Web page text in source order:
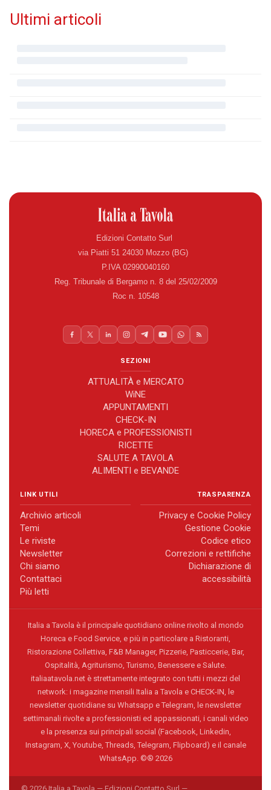
Ultimi articoli
Edizioni Contatto Surl
via Piatti 51 24030 Mozzo (BG)
P.IVA 02990040160
Reg. Tribunale di Bergamo n. 8 del 25/02/2009
Roc n. 10548
SEZIONI
ATTUALITÀ e MERCATO
WiNE
APPUNTAMENTI
CHECK-IN
HORECA e PROFESSIONISTI
RICETTE
SALUTE A TAVOLA
ALIMENTI e BEVANDE
LINK UTILI
Archivio articoli
Temi
Le riviste
Newsletter
Chi siamo
Contattaci
Più letti
TRASPARENZA
Privacy e Cookie Policy
Gestione Cookie
Codice etico
Correzioni e rettifiche
Dichiarazione di
accessibilità
Italia a Tavola è il principale quotidiano online rivolto al mondo
Horeca e Food Service, e più in particolare a Ristoranti,
Ristorazione Collettiva, F&B Manager, Pizzerie, Pasticcerie, Bar,
Ospitalità, Agriturismo, Turismo, Benessere e Salute.
italiaatavola.net è strettamente integrato con tutti i mezzi del
network: i magazine mensili Italia a Tavola e CHECK-IN, le
newsletter quotidiane su Whatsapp e Telegram, le newsletter
settimanali rivolte a professionisti ed appassionati, i canali video
e la presenza sui principali social (Facebook, Linkedin,
Instagram, X, Youtube, Threads, Telegram, Flipboard) e il canale
WhatsApp. ©® 2026